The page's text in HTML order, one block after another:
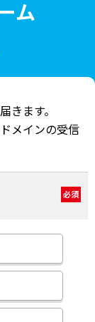
ム
きます。
メインの受信
必須